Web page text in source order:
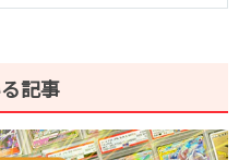
記事